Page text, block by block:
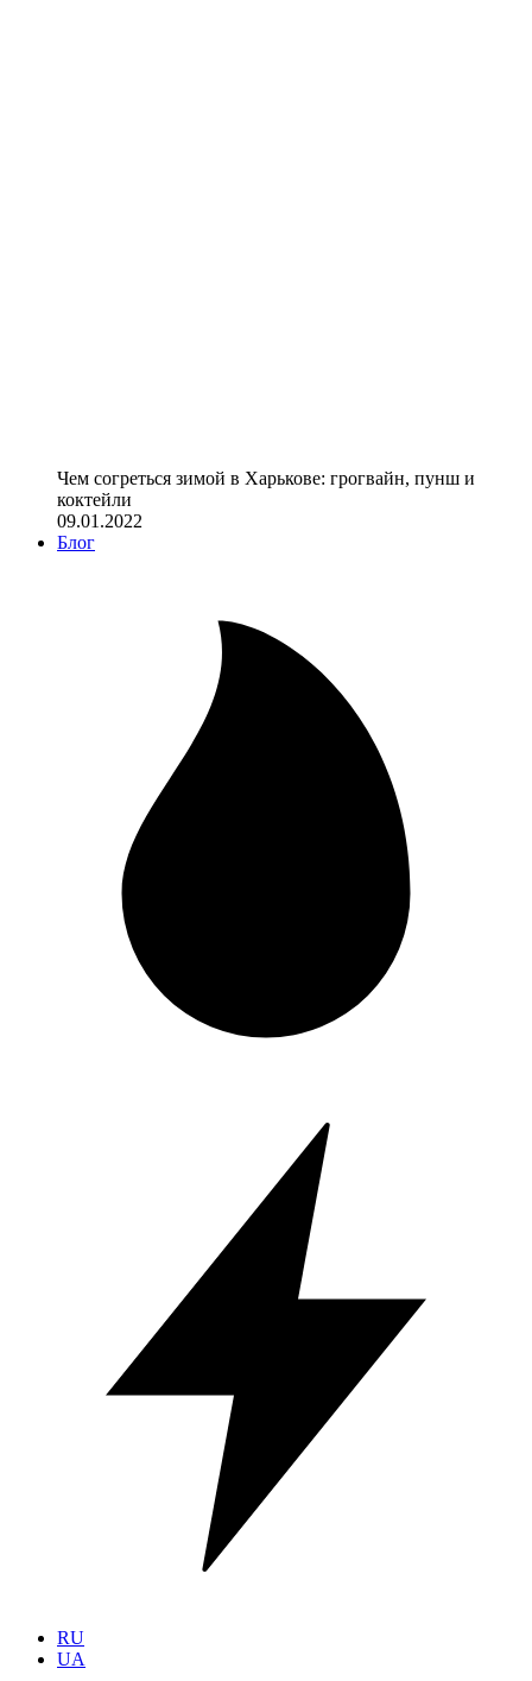
Чем согреться зимой в Харькове: грогвайн, пунш и
коктейли
09.01.2022
Блог
RU
UA